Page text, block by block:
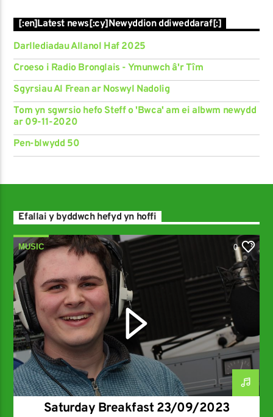
[:en]Latest news[:cy]Newyddion ddiweddaraf[:]
Darllediadau Allanol Haf 2025
Croeso i Radio Bronglais - Ymunwch â'r Tîm
Sgyrsiau Al Frean ar Noswyl Nadolig
Tom yn sgwrsio hefo Steff o 'Bwca' am ei albwm newydd
ar 09-11-2020
Pen-blwydd 50
Efallai y byddwch hefyd yn hoffi
MUSIC 0
Saturday Breakfast 23/09/2023